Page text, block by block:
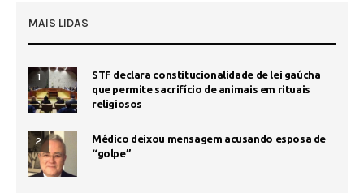
MAIS LIDAS
1
STF declara constitucionalidade de lei gaúcha
que permite sacrifício de animais em rituais
religiosos
2
Médico deixou mensagem acusando esposa de
“golpe”